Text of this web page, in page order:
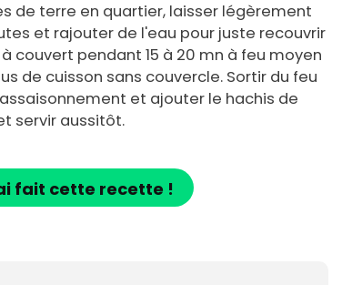
de terre en quartier, laisser légèrement
et rajouter de l'eau pour juste recouvrir
couvert pendant 15 à 20 mn à feu moyen
de cuisson sans couvercle. Sortir du feu
et ajouter le hachis de
servir aussitôt.
fait cette recette !